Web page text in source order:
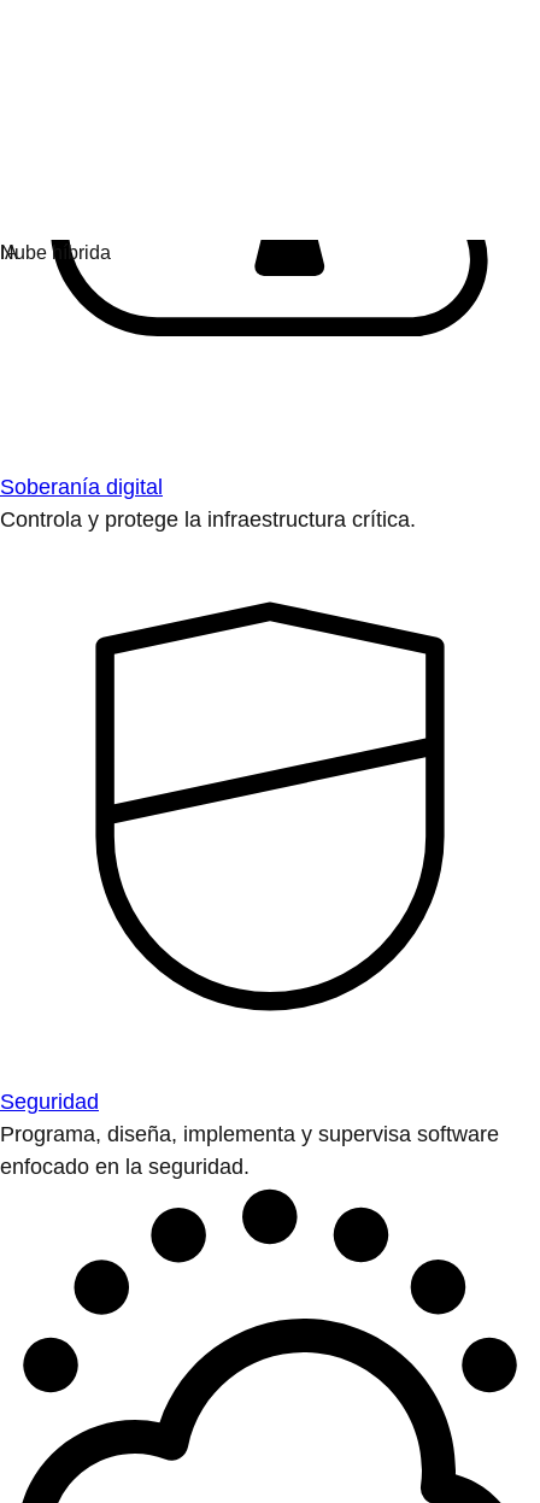
Soberanía digital
Controla y protege la infraestructura crítica.
Seguridad
Programa, diseña, implementa y supervisa software
enfocado en la seguridad.